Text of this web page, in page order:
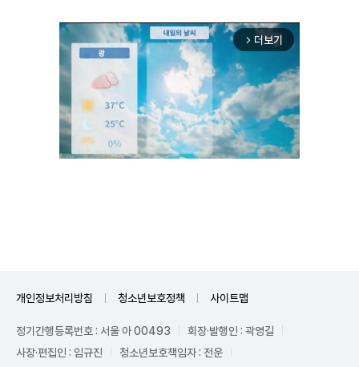
arrow_forward_ios 더보기
개인정보처리방침 청소년보호정책 사이트맵
정기간행등록번호 : 서울 아 00493
회장·발행인 : 곽영길
사장·편집인 : 임규진
청소년보호책임자 : 전운